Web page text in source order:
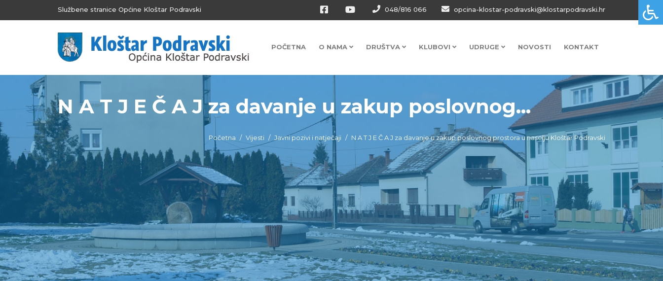
Službene stranice Općine Kloštar Podravski 048/816 066 opcina-klostar-podravski@klostarpodravski.hr
POČETNA O NAMA DRUŠTVA KLUBOVI UDRUGE NOVOSTI KONTAKT
N A T J E Č A J za davanje u zakup poslovnog...
Početna Vijesti Javni pozivi i natječaji N A T J E Č A J za davanje u zakup poslovnog prostora u naselju Kloštar Podravski